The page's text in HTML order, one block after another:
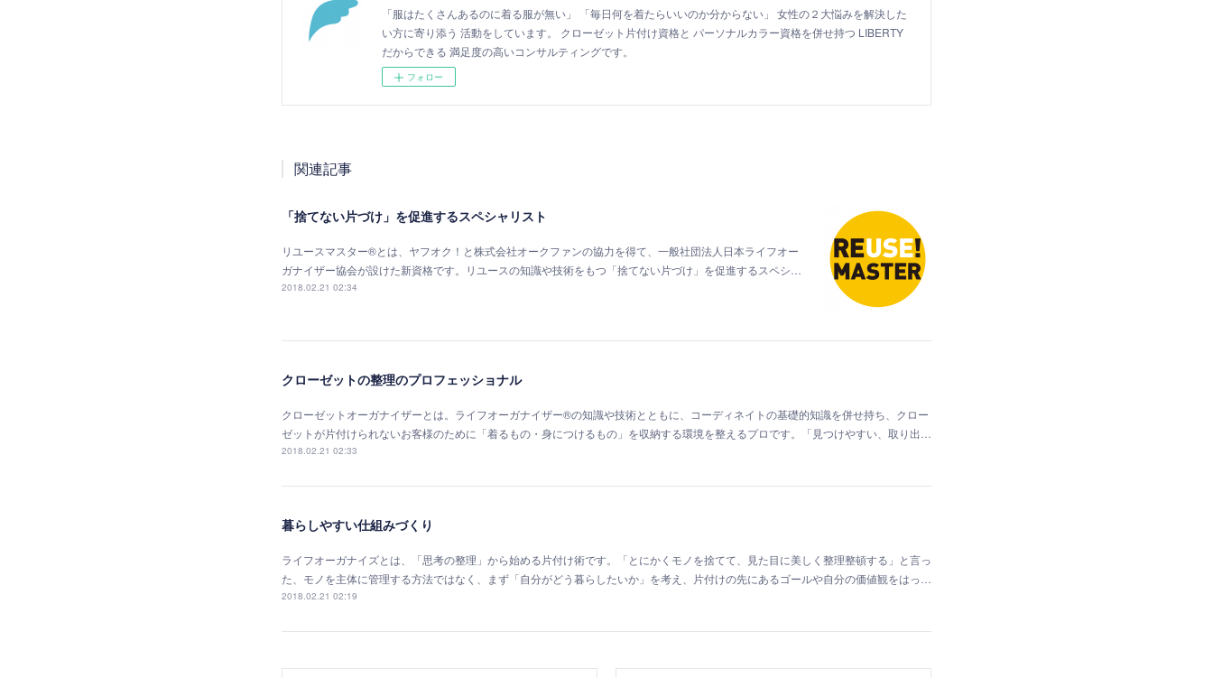
「服はたくさんあるのに着る服が無い」 「毎日何を着たらいいのか分からない」 女性の２大悩みを解決した
い方に寄り添う 活動をしています。 クローゼット片付け資格と パーソナルカラー資格を併せ持つ LIBERTY
だからできる 満足度の高いコンサルティングです。
フォロー
関連記事
「捨てない片づけ」を促進するスペシャリスト
リユースマスター®とは、ヤフオク！と株式会社オークファンの協力を得て、一般社団法人日本ライフオー
ガナイザー協会が設けた新資格です。リユースの知識や技術をもつ「捨てない片づけ」を促進するスペシ…
2018.02.21 02:34
クローゼットの整理のプロフェッショナル
クローゼットオーガナイザーとは。ライフオーガナイザー®の知識や技術とともに、コーディネイトの基礎的知識を併せ持ち、クロー
ゼットが片付けられないお客様のために「着るもの・身につけるもの」を収納する環境を整えるプロです。「見つけやすい、取り出…
2018.02.21 02:33
暮らしやすい仕組みづくり
ライフオーガナイズとは、「思考の整理」から始める片付け術です。「とにかくモノを捨てて、見た目に美しく整理整頓する」と言っ
た、モノを主体に管理する方法ではなく、まず「自分がどう暮らしたいか」を考え、片付けの先にあるゴールや自分の価値観をはっ…
2018.02.21 02:19